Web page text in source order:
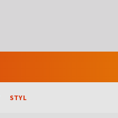
STYL